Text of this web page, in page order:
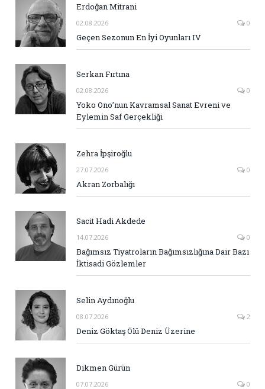
Erdoğan Mitrani
02.08.2026 0
Geçen Sezonun En İyi Oyunları IV
Serkan Fırtına
02.08.2026 0
Yoko Ono’nun Kavramsal Sanat Evreni ve
Eylemin Saf Gerçekliği
Zehra İpşiroğlu
27.07.2026 0
Akran Zorbalığı
Sacit Hadi Akdede
14.07.2026 0
Bağımsız Tiyatroların Bağımsızlığına Dair Bazı
İktisadi Gözlemler
Selin Aydınoğlu
08.07.2026 2
Deniz Göktaş Ölü Deniz Üzerine
Dikmen Gürün
07.07.2026 0